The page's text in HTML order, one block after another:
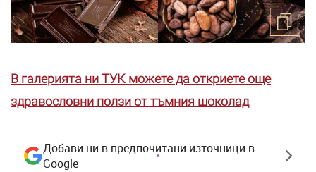
В галерията ни ТУК можете да откриете още
здравословни ползи от тъмния шоколад
Добави ни в предпочитани източници в
Google